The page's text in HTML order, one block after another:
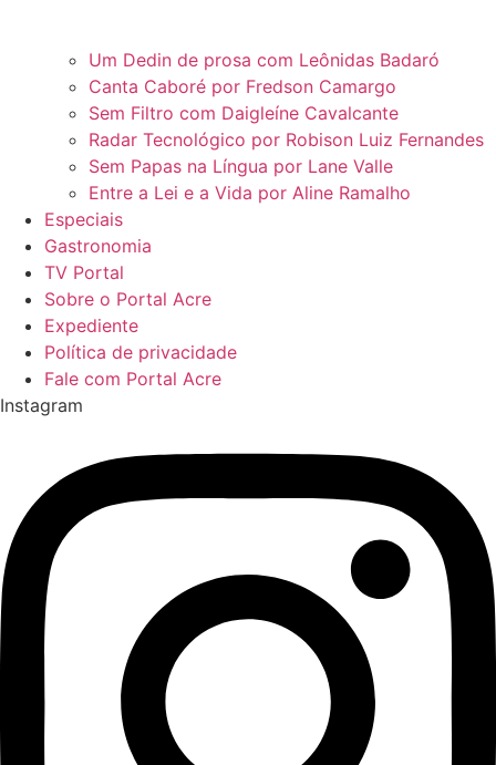
Um Dedin de prosa com Leônidas Badaró
Canta Caboré por Fredson Camargo
Sem Filtro com Daigleíne Cavalcante
Radar Tecnológico por Robison Luiz Fernandes
Sem Papas na Língua por Lane Valle
Entre a Lei e a Vida por Aline Ramalho
Especiais
Gastronomia
TV Portal
Sobre o Portal Acre
Expediente
Política de privacidade
Fale com Portal Acre
Instagram